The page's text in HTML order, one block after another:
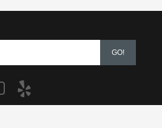
GO!